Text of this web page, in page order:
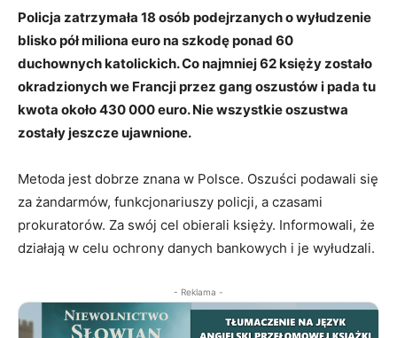
Policja zatrzymała 18 osób podejrzanych o wyłudzenie
blisko pół miliona euro na szkodę ponad 60
duchownych katolickich. Co najmniej 62 księży zostało
okradzionych we Francji przez gang oszustów i pada tu
kwota około 430 000 euro. Nie wszystkie oszustwa
zostały jeszcze ujawnione.
Metoda jest dobrze znana w Polsce. Oszuści podawali się
za żandarmów, funkcjonariuszy policji, a czasami
prokuratorów. Za swój cel obierali księży. Informowali, że
działają w celu ochrony danych bankowych i je wyłudzali.
- Reklama -